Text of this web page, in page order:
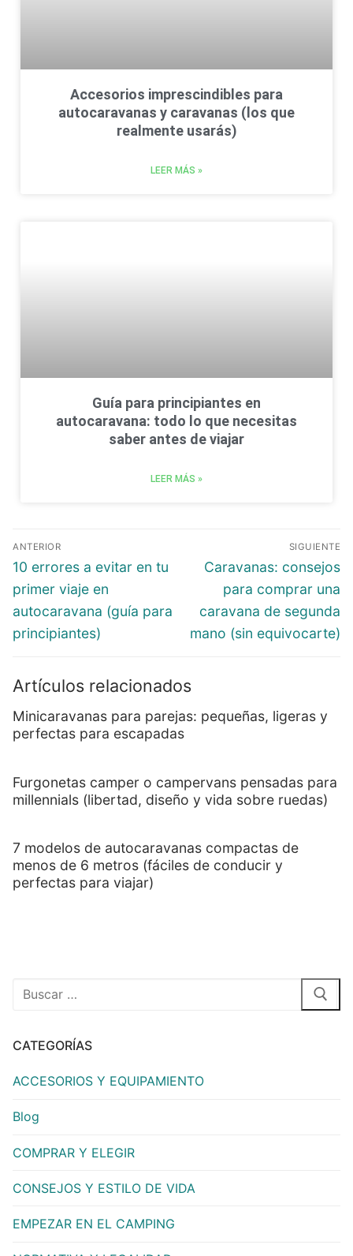
Accesorios imprescindibles para
autocaravanas y caravanas (los que
realmente usarás)
LEER MÁS »
Guía para principiantes en
autocaravana: todo lo que necesitas
saber antes de viajar
LEER MÁS »
ANTERIOR
10 errores a evitar en tu
primer viaje en
autocaravana (guía para
principiantes)
SIGUIENTE
Caravanas: consejos
para comprar una
caravana de segunda
mano (sin equivocarte)
Artículos relacionados
Minicaravanas para parejas: pequeñas, ligeras y
perfectas para escapadas
Furgonetas camper o campervans pensadas para
millennials (libertad, diseño y vida sobre ruedas)
7 modelos de autocaravanas compactas de
menos de 6 metros (fáciles de conducir y
perfectas para viajar)
CATEGORÍAS
ACCESORIOS Y EQUIPAMIENTO
Blog
COMPRAR Y ELEGIR
CONSEJOS Y ESTILO DE VIDA
EMPEZAR EN EL CAMPING